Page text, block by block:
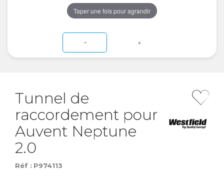
Taper une fois pour agrandir
Tunnel de
raccordement pour
Auvent Neptune
2.0
Réf : P974113